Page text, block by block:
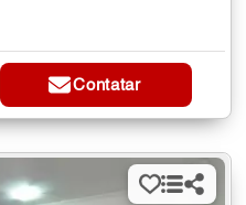
Contatar